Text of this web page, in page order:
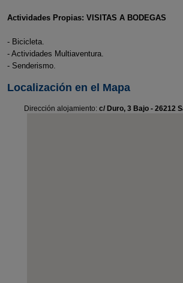
Actividades Propias: VISITAS A BODEGAS
- Bicicleta.
- Actividades Multiaventura.
- Senderismo.
Localización en el Mapa
Dirección alojamiento: c/ Duro, 3 Bajo - 26212